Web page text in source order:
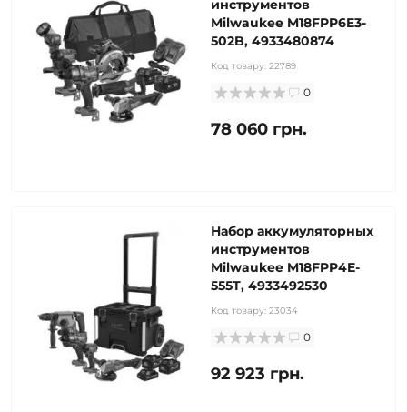
инструментов
Milwaukee M18FPP6E3-
502B, 4933480874
Код товару: 22789
0
78 060 грн.
Набор аккумуляторных
инструментов
Milwaukee M18FPP4E-
555T, 4933492530
Код товару: 23034
0
92 923 грн.